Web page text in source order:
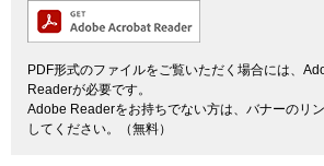
PDF形式のファイルをご覧いただく場合には、
Readerが必要です。
Adobe Readerをお持ちでない方は、バナーのリ
してください。（無料）